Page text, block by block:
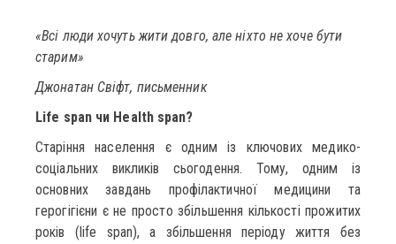
«Всі люди хочуть жити довго, але ніхто не хоче бути
старим»
Джонатан Свіфт, письменник
Life span чи Health span?
Старіння населення є одним із ключових медико-
соціальних викликів сьогодення. Тому, одним із
основних завдань профілактичної медицини та
герогігієни є не просто збільшення кількості прожитих
років (life span), а збільшення періоду життя без